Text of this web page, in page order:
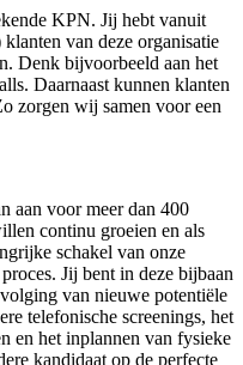
KPN. Jij hebt vanuit
van deze organisatie
Denk bijvoorbeeld aan het
Daarnaast kunnen klanten
zorgen wij samen voor een
aan voor meer dan 400
continu groeien en als
schakel van onze
Jij bent in deze bijbaan
van nieuwe potentiële
telefonische screenings, het
en het inplannen van fysieke
kandidaat op de perfecte